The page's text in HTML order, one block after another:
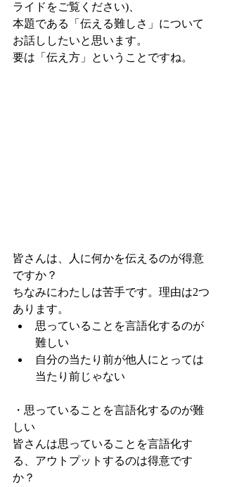
ライドをご覧ください)、
本題である「伝える難しさ」について
お話ししたいと思います。
要は「伝え方」ということですね。
皆さんは、人に何かを伝えるのが得意
ですか？
ちなみにわたしは苦手です。理由は2つ
あります。
思っていることを言語化するのが
難しい
自分の当たり前が他人にとっては
当たり前じゃない
・思っていることを言語化するのが難
しい
皆さんは思っていることを言語化す
る、アウトプットするのは得意です
か？